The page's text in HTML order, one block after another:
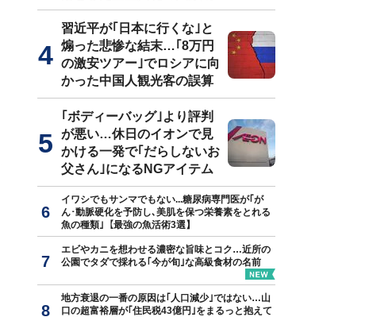
習近平が｢日本に行くな｣と
煽った悲惨な結末…｢8万円
の激安ツアー｣でロシアに向
かった中国人観光客の誤算
｢ボディーバッグ｣より評判
が悪い…休日のイオンで見
かける一発で｢だらしないお
父さん｣になるNGアイテム
イワシでもサンマでもない...糖尿病専門医が｢が
ん･動脈硬化を予防し､美肌を保つ栄養素をとれる
魚の種類｣【最強の魚活術3選】
エビやカニを想わせる濃密な旨味とコク…近所の
公園でタダで採れる｢今が旬｣な高級食材の名前
地方衰退の一番の原因は｢人口減少｣ではない…山
口の超富裕層が｢住民税43億円｣をまるっと抱えて